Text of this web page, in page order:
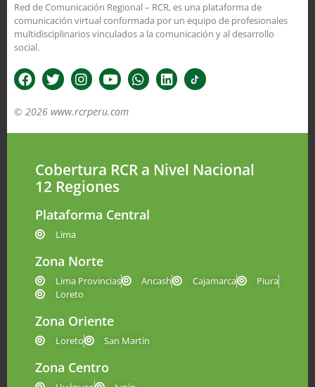
Red de Comunicación Regional – RCR, es una plataforma de
comunicación virtual conformada por un equipo de profesionales
multidisciplinarios vinculados a la comunicación y al desarrollo
social.
© 2026 www.rcrperu.com
Cobertura RCR a Nivel Nacional
12 Regiones
Plataforma Central
Lima
Zona Norte
Lima Provincias Ancash Cajamarca
Piura
Loreto
Zona Oriente
Loreto San Martín
Zona Centro